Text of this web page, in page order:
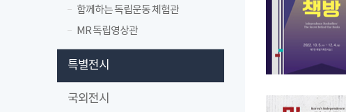
함께하는 독립운동 체험관
MR 독립영상관
특별전시
국외전시